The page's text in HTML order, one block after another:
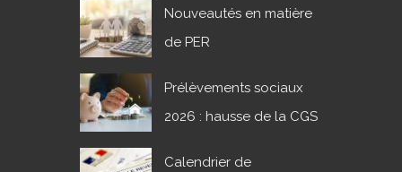
Nouveautés en matière
de PER
Prélèvements sociaux
2026 : hausse de la CGS
Calendrier de